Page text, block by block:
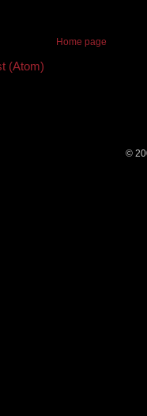
Home page
(Atom)
©